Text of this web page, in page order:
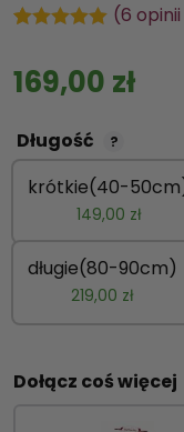
podstawie
ocen
(6
169,00 zł
Długość ?
149,00 zł
krótkie(40-
219,00 zł
długie(80-90cm)
Dołącz coś więcej